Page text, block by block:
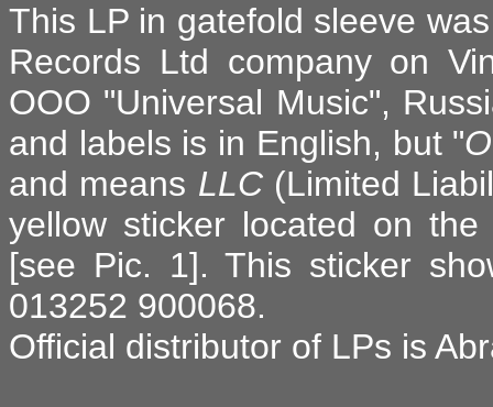
This LP in gatefold sleeve
Records Ltd company on
ООО "Universal Music",
and labels is in English, but "
and means LLC(Limited
yellow sticker located on
[see Pic. 1]. This sticker
013252 900068.
Official distributor of LPs is